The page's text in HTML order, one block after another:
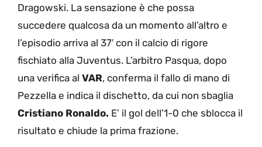
Dragowski. La sensazione è che possa
succedere qualcosa da un momento all’altro e
l’episodio arriva al 37′ con il calcio di rigore
fischiato alla Juventus. L’arbitro Pasqua, dopo
una verifica al VAR, conferma il fallo di mano di
Pezzella e indica il dischetto, da cui non sbaglia
Cristiano Ronaldo. E’ il gol dell’1-0 che sblocca il
risultato e chiude la prima frazione.